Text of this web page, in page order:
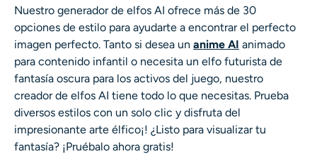
Nuestro generador de elfos AI ofrece más de 30
opciones de estilo para ayudarte a encontrar el perfecto
imagen perfecto. Tanto si desea un anime AI animado
para contenido infantil o necesita un elfo futurista de
fantasía oscura para los activos del juego, nuestro
creador de elfos AI tiene todo lo que necesitas. Prueba
diversos estilos con un solo clic y disfruta del
impresionante arte élfico¡! ¿Listo para visualizar tu
fantasía? ¡Pruébalo ahora gratis!